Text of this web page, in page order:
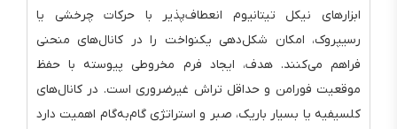
ابزارهای نیکل تیتانیوم انعطاف‌پذیر با حرکات چرخشی یا
رسیپروک، امکان شکل‌دهی یکنواخت را در کانال‌های منحنی
فراهم می‌کنند. هدف، ایجاد فرم مخروطی پیوسته با حفظ
موقعیت فورامن و حداقل تراش غیرضروری است. در کانال‌های
کلسیفیه یا بسیار باریک، صبر و استراتژی گام‌به‌گام اهمیت دارد